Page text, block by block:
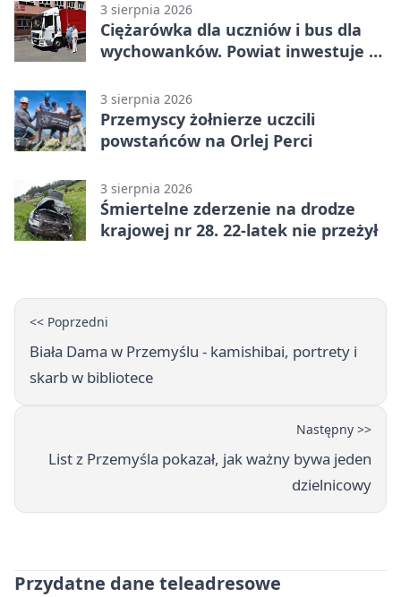
3 sierpnia 2026
Ciężarówka dla uczniów i bus dla
wychowanków. Powiat inwestuje w
3 sierpnia 2026
Przemyscy żołnierze uczcili
powstańców na Orlej Perci
3 sierpnia 2026
Śmiertelne zderzenie na drodze
krajowej nr 28. 22-latek nie przeżył
<< Poprzedni
Biała Dama w Przemyślu - kamishibai, portrety i
skarb w bibliotece
Następny >>
List z Przemyśla pokazał, jak ważny bywa jeden
dzielnicowy
Przydatne dane teleadresowe